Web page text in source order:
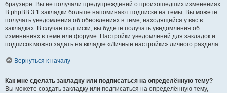
браузере. Вы не получали предупреждений о произошедших изменениях.
В phpBB 3.1 закладки больше напоминают подписки на темы. Вы можете
получать уведомления об обновлениях в теме, находящейся у вас в
закладках. В случае подписки, вы будете получать уведомления об
изменениях в теме или форуме. Настройки уведомлений для закладок и
подписок можно задать на вкладке «Личные настройки» личного раздела.
Вернуться к началу
Как мне сделать закладку или подписаться на определённую тему?
Вы можете создать закладку или подписаться на определённую тему,